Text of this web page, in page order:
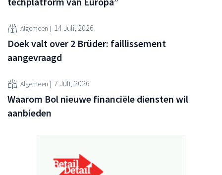
Algemeen 14 Juli, 2026
Doek valt over 2 Brüder: faillissement
aangevraagd
Algemeen 7 Juli, 2026
Waarom Bol nieuwe financiële diensten wil
aanbieden